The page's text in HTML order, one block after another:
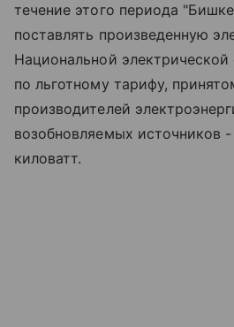
течение этого периода
поставлять произведенную
Национальной
по льготному тарифу,
производителей
возобновляемых источников
киловатт.